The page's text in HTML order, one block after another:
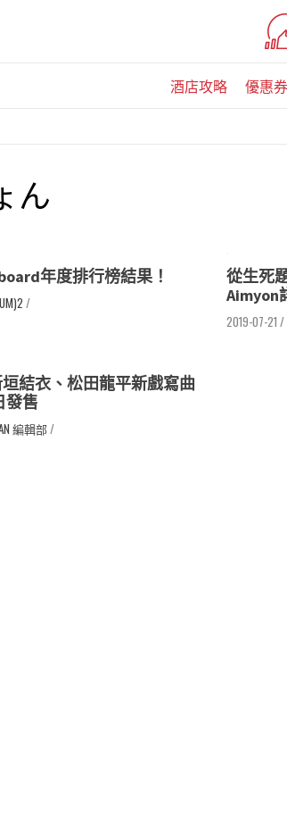
酒店攻略 優惠券
ん
年度排行榜結果！
/
從生死
Aimyon
2019-07-21 /
結衣、松田龍平新戲寫曲
發售
編輯部/